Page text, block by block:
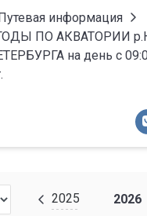
информация
ПО АКВАТОРИИ
на день с
2025 2026